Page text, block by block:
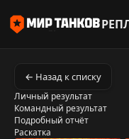
← Назад к списку
Личный результат
Командный результат
Подробный отчёт
Раскатка